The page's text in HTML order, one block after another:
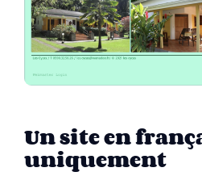
Un site en
uniquement